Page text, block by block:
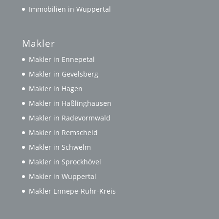
Immobilien in Wuppertal
Makler
Makler in Ennepetal
Makler in Gevelsberg
Makler in Hagen
Makler in Haßlinghausen
Makler in Radevormwald
Makler in Remscheid
Makler in Schwelm
Makler in Sprockhövel
Makler in Wuppertal
Makler Ennepe-Ruhr-Kreis